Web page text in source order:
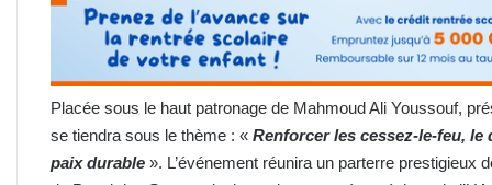
Placée sous le haut patronage de Mahmoud Ali Youssouf,
se tiendra sous le thème : « Renforcer les cessez-le-feu,
paix durable ». L’événement réunira un parterre prestigieux